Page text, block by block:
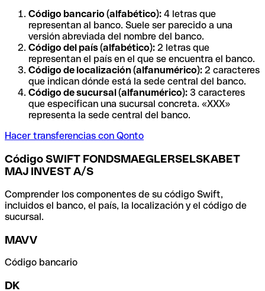
Código bancario (alfabético): 4 letras que
representan al banco. Suele ser parecido a una
versión abreviada del nombre del banco.
Código del país (alfabético): 2 letras que
representan el país en el que se encuentra el banco.
Código de localización (alfanumérico): 2 caracteres
que indican dónde está la sede central del banco.
Código de sucursal (alfanumérico): 3 caracteres
que especifican una sucursal concreta. «XXX»
representa la sede central del banco.
Hacer transferencias con Qonto
Código SWIFT FONDSMAEGLERSELSKABET
MAJ INVEST A/S
Comprender los componentes de su código Swift,
incluidos el banco, el país, la localización y el código de
sucursal.
MAVV
Código bancario
DK